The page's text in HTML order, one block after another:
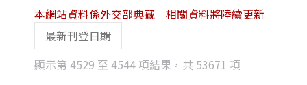
顯示第 4529 至 4544 項結果，共 53671 項
本網站資料係外交部典藏 相關資料將陸續更新